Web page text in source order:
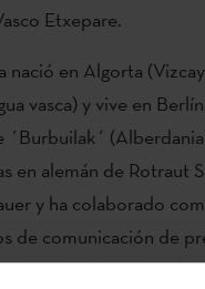
Etxepare.
nació en Algorta
vasca) y vive en
´Burbuilak´
en alemán de Rotraut
y ha colaborado
de comunicación de
argiak´ (Pamiela)